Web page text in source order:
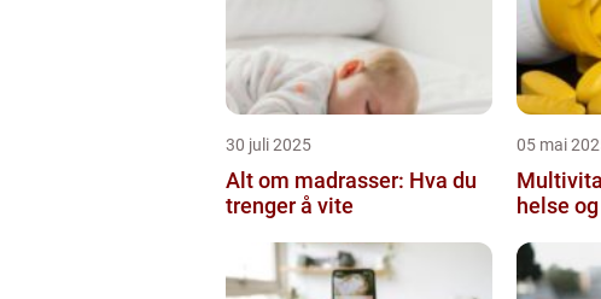
30 juli 2025
Alt om madrasser: Hva du
trenger å vite
05 mai
helse